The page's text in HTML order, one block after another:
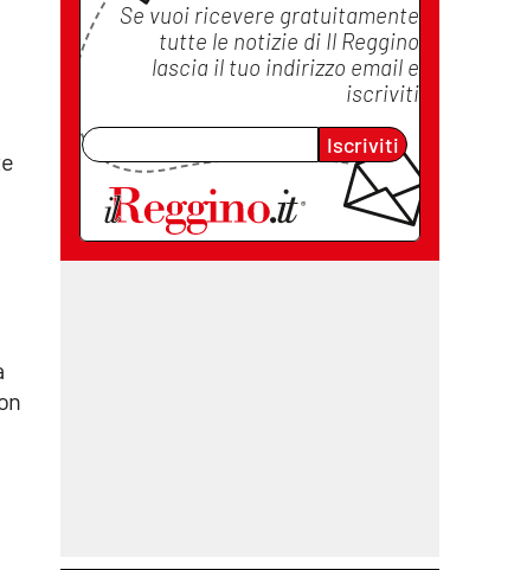
Se vuoi ricevere gratuitamente
tutte le notizie di Il Reggino
lascia il tuo indirizzo email e
iscriviti
Iscriviti